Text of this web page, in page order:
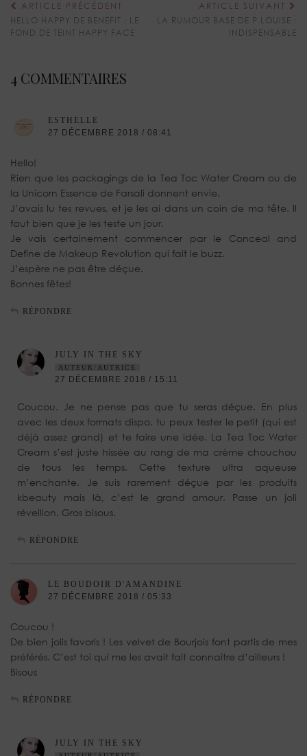
ARTICLE PRÉCÉDENT
HELLO HAPPY DE BENEFIT : LE
FOND DE TEINT HAPPY FACE
ARTICLE SUIVANT
LA RUMOUR BASE DE P.LOUISE :
INDISPENSABLE
4 COMMENTAIRES
ESTHELLE
27 DÉCEMBRE 2018 / 08:41
Hello!
Rien que les packagings de la Tea Toc Water Cream ou de
la Unicorn Essence de Farsali donnent envie.
J’avais lu tes revues, et je les ai dans un coin de ma tête. Il
faut bien que je les teste un jour.
Je vais certainement commencer par le Conceal and
Define de Makeup Revolution qui fait le buzz.
J’espère ne pas être déçue.
Bonnes fêtes!
RÉPONDRE
JULY IN THE SKY
AUTEUR/AUTRICE
27 DÉCEMBRE 2018 / 15:11
Coucou. Je ne pense pas que tu seras déçue. En plus
avec les deux formats dispo, tu peux tester le petit (qui est
déjà assez grand) et te faire une idée. La Tea Toc Water
Cream s’est juste hissée au rang de ma crème chouchou
de tous les temps. Cette texture ultra aqueuse
m’enchante. Je suis rarement déçue par les produits
kbeauty mais là, c’est le grand amour. Passe un joli
réveillon. Gros bisous.
RÉPONDRE
LE BOUDOIR D'AMANDINE
27 DÉCEMBRE 2018 / 05:33
Coucou !
De bien jolis favoris ! Les velvet de Bourjois font partis de mes
préférés. C’est toi qui me les avait fait connaitre d’ailleurs !
Bisous
RÉPONDRE
JULY IN THE SKY